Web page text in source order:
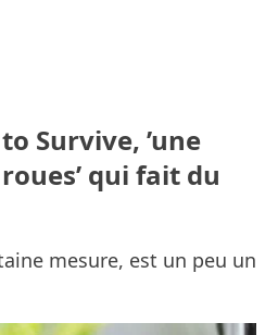
Survive, ’une
qui fait du
mesure, est un peu un